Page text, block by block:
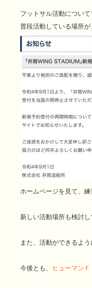
フットサル活動につい
普段活動している場所
ホームページを見て、
新しい活動場所も検討
また、活動ができるよ
今後とも、 ヒューマンＦ